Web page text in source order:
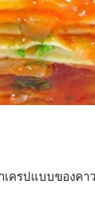
ครปแบบของคา